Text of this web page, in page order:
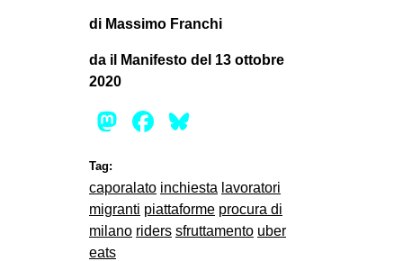
di Massimo Franchi
da il Manifesto del 13 ottobre
2020
Mastodon
Facebook
Tag:
caporalato inchiesta lavoratori
migranti piattaforme procura di
milano riders sfruttamento uber
eats